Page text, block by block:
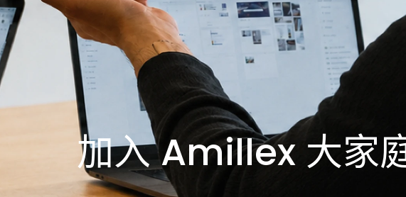
加入 Amillex 大家